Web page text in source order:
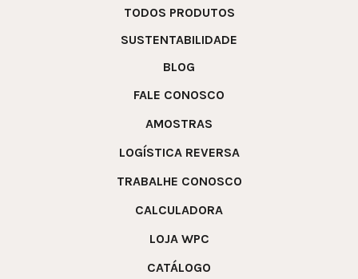
TODOS PRODUTOS
SUSTENTABILIDADE
BLOG
FALE CONOSCO
AMOSTRAS
LOGÍSTICA REVERSA
TRABALHE CONOSCO
CALCULADORA
LOJA WPC
CATÁLOGO